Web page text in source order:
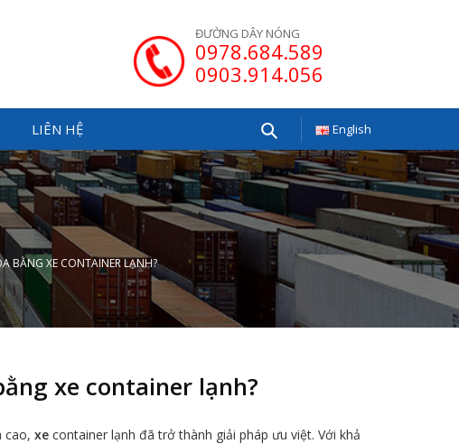
ĐƯỜNG DÂY NÓNG
0978.684.589
0903.914.056
LIÊN HỆ
Tìm
kiếm
English
BẰNG XE CONTAINER LẠNH?
xe container lạnh?
cao, xe container lạnh đã trở thành giải pháp ưu việt. Với khả